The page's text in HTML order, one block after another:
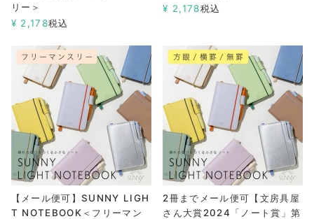
リー＞
¥ 2,178税込
¥ 2,178税込
【メール便可】SUNNY LIGH
T NOTEBOOK＜フリーマン
2冊までメール便可【文房具屋
さん大賞2024「ノート賞」第